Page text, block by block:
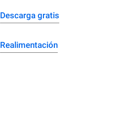
Descarga gratis
Realimentación